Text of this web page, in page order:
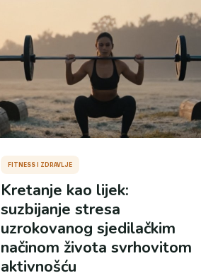
FITNESS I ZDRAVLJE
Kretanje kao lijek:
suzbijanje stresa
uzrokovanog sjedilačkim
načinom života svrhovitom
aktivnošću